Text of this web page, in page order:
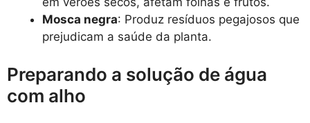
Mosca negra: Produz resíduos pegajosos que
prejudicam a saúde da planta.
Preparando a solução de água
com alho